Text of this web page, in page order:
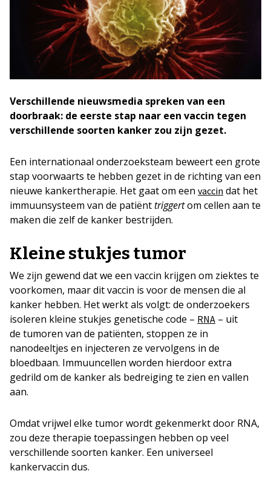
Verschillende nieuwsmedia spreken van een
doorbraak: de eerste stap naar een vaccin tegen
verschillende soorten kanker zou zijn gezet.
Een internationaal onderzoeksteam beweert een grote
stap voorwaarts te hebben gezet in de richting van een
nieuwe kankertherapie. Het gaat om een vaccin dat het
immuunsysteem van de patiënttriggertom cellen aan te
maken die zelf de kanker bestrijden.
Kleine stukjes tumor
We zijn gewend dat we een vaccin krijgen om ziektes te
voorkomen, maar dit vaccin is voor de mensen die al
kanker hebben. Het werkt als volgt: de onderzoekers
isoleren kleine stukjes genetische code – RNA – uit
de tumoren van de patiënten, stoppen ze in
nanodeeltjes en injecteren ze vervolgens in de
bloedbaan. Immuuncellen worden hierdoor extra
gedrild om de kanker als bedreiging te zien en vallen
aan.
Omdat vrijwel elke tumor wordt gekenmerkt door RNA,
zou deze therapie toepassingen hebben op veel
verschillende soorten kanker. Een universeel
kankervaccin dus.